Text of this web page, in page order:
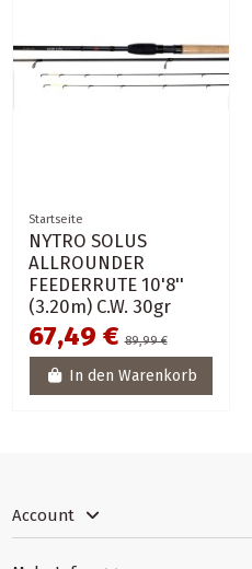
Startseite
NYTRO SOLUS
ALLROUNDER
FEEDERRUTE 10'8''
(3.20m) C.W. 30gr
67,49 €89,99 €
In den Warenkorb
Account